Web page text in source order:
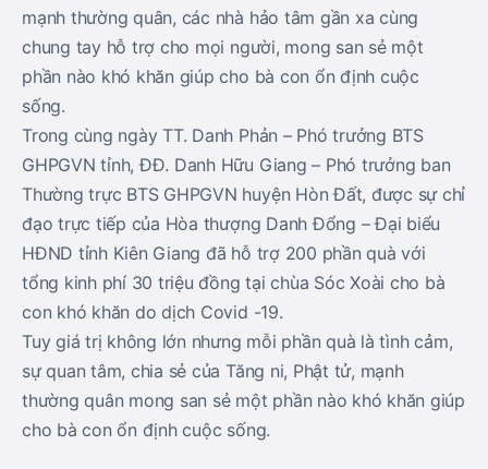
mạnh thường quân, các nhà hảo tâm gần xa cùng
chung tay hỗ trợ cho mọi người, mong san sẻ một
phần nào khó khăn giúp cho bà con ổn định cuộc
sống.
Trong cùng ngày TT. Danh Phản – Phó trưởng BTS
GHPGVN tỉnh, ĐĐ. Danh Hữu Giang – Phó trưởng ban
Thường trực BTS GHPGVN huyện Hòn Đất, được sự chỉ
đạo trực tiếp của Hòa thượng Danh Đổng – Đại biểu
HĐND tỉnh Kiên Giang đã hỗ trợ 200 phần quà với
tổng kinh phí 30 triệu đồng tại chùa Sóc Xoài cho bà
con khó khăn do dịch Covid -19.
Tuy giá trị không lớn nhưng mỗi phần quà là tình cảm,
sự quan tâm, chia sẻ của Tăng ni, Phật tử, mạnh
thường quân mong san sẻ một phần nào khó khăn giúp
cho bà con ổn định cuộc sống.